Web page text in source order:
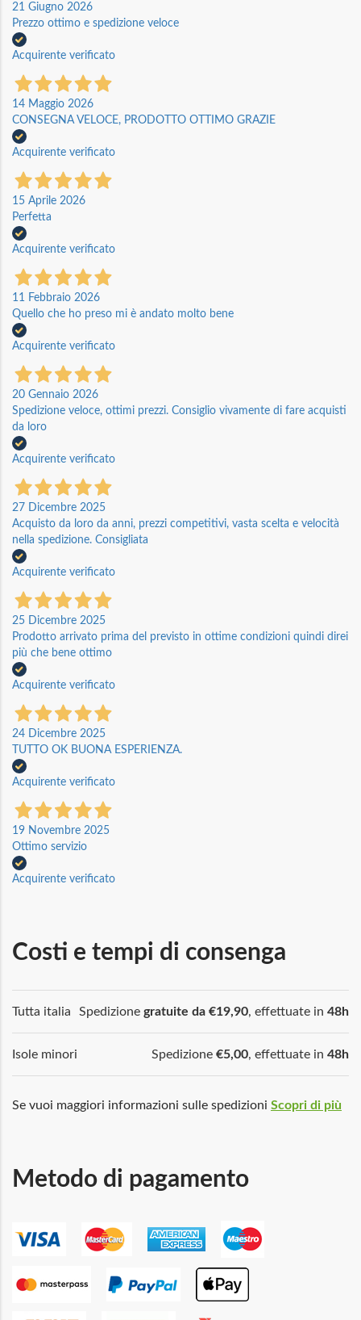
21 Giugno 2026
Prezzo ottimo e spedizione veloce
Acquirente verificato
14 Maggio 2026
CONSEGNA VELOCE, PRODOTTO OTTIMO GRAZIE
Acquirente verificato
15 Aprile 2026
Perfetta
Acquirente verificato
11 Febbraio 2026
Quello che ho preso mi è andato molto bene
Acquirente verificato
20 Gennaio 2026
Spedizione veloce, ottimi prezzi. Consiglio vivamente di fare acquisti
da loro
Acquirente verificato
27 Dicembre 2025
Acquisto da loro da anni, prezzi competitivi, vasta scelta e velocità
nella spedizione. Consigliata
Acquirente verificato
25 Dicembre 2025
Prodotto arrivato prima del previsto in ottime condizioni quindi direi
più che bene ottimo
Acquirente verificato
24 Dicembre 2025
TUTTO OK BUONA ESPERIENZA.
Acquirente verificato
19 Novembre 2025
Ottimo servizio
Acquirente verificato
Costi e tempi di consenga
Tutta italia Spedizione gratuite da €19,90, effettuate in 48h
Isole minori Spedizione €5,00, effettuate in 48h
Se vuoi maggiori informazioni sulle spedizioni Scopri di più
Metodo di pagamento